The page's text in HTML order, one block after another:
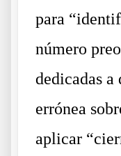
para
número
dedicadas
errónea
aplicar